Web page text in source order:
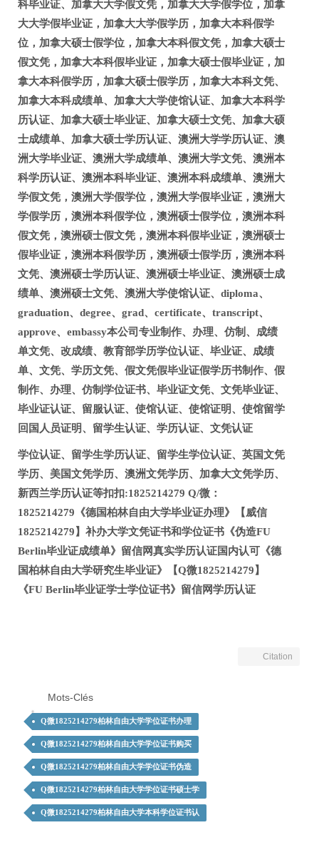
科毕业证、加拿大大学假文凭，加拿大大学假学位，加拿
大大学假毕业证，加拿大大学假学历，加拿大本科假学
位，加拿大硕士假学位，加拿大本科假文凭，加拿大硕士
假文凭，加拿大本科假毕业证，加拿大硕士假毕业证，加
拿大本科假学历，加拿大硕士假学历，加拿大本科文凭、
加拿大本科成绩单、加拿大大学使馆认证、加拿大本科学
历认证、加拿大硕士毕业证、加拿大硕士文凭、加拿大硕
士成绩单、加拿大硕士学历认证、澳洲大学学历认证、澳
洲大学毕业证、澳洲大学成绩单、澳洲大学文凭、澳洲本
科学历认证、澳洲本科毕业证、澳洲本科成绩单、澳洲大
学假文凭，澳洲大学假学位，澳洲大学假毕业证，澳洲大
学假学历，澳洲本科假学位，澳洲硕士假学位，澳洲本科
假文凭，澳洲硕士假文凭，澳洲本科假毕业证，澳洲硕士
假毕业证，澳洲本科假学历，澳洲硕士假学历，澳洲本科
文凭、澳洲硕士学历认证、澳洲硕士毕业证、澳洲硕士成
绩单、澳洲硕士文凭、澳洲大学使馆认证、diploma、
graduation、degree、grad、certificate、transcript、
approve、embassy本公司专业制作、办理、仿制、成绩
单文凭、改成绩、教育部学历学位认证、毕业证、成绩
单、文凭、学历文凭、假文凭假毕业证假学历书制作、假
制作、办理、仿制学位证书、毕业证文凭、文凭毕业证、
毕业证认证、留服认证、使馆认证、使馆证明、使馆留学
回国人员证明、留学生认证、学历认证、文凭认证
学位认证、留学生学历认证、留学生学位认证、英国文凭
学历、美国文凭学历、澳洲文凭学历、加拿大文凭学历、
新西兰学历认证等扣扣:1825214279 Q/微：
1825214279《德国柏林自由大学毕业证办理》【威信
1825214279】补办大学文凭证书和学位证书《伪造FU
Berlin毕业证成绩单》留信网真实学历认证国内认可《德
国柏林自由大学研究生毕业证》【Q微1825214279】
《FU Berlin毕业证学士学位证书》留信网学历认证
Citation
Mots-Clés
Q微1825214279柏林自由大学学位证书办理
Q微1825214279柏林自由大学学位证书购买
Q微1825214279柏林自由大学学位证书伪造
Q微1825214279柏林自由大学学位证书硕士学
Q微1825214279柏林自由大学本科学位证书认